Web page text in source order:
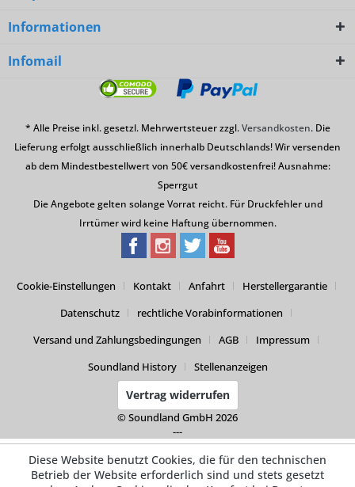
Informationen
Infomail
* Alle Preise inkl. gesetzl. Mehrwertsteuer zzgl.Versandkosten. Die
Lieferung erfolgt ausschließlich innerhalb Deutschlands! Wir versenden
ab dem Mindestbestellwert von 50€ versandkostenfrei! Ausnahme:
Sperrgut
Die Angebote gelten solange Vorrat reicht. Für Druckfehler und
Irrtümer wird keine Haftung übernommen.
Cookie-Einstellungen Kontakt Anfahrt
Herstellergarantie
Datenschutz
rechtliche Vorabinformationen
Versand und Zahlungsbedingungen
AGB
Impressum
Soundland History
Stellenanzeigen
Vertrag widerrufen
© Soundland GmbH 2026
---
Diese Website benutzt Cookies, die für den technischen
Betrieb der Website erforderlich sind und stets gesetzt